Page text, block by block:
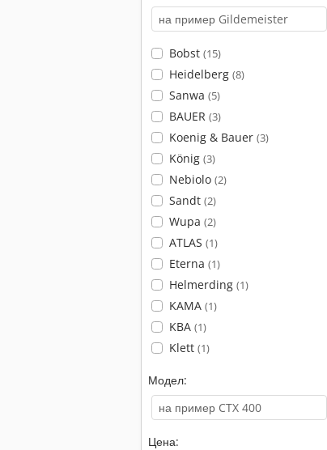
Bobst (15)
Heidelberg (8)
Sanwa (5)
BAUER (3)
Koenig & Bauer (3)
König (3)
Nebiolo (2)
Sandt (2)
Wupa (2)
ATLAS (1)
Eterna (1)
Helmerding (1)
KAMA (1)
KBA (1)
Klett (1)
Модел:
Цена: